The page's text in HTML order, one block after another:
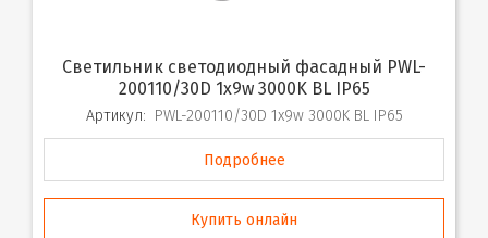
Светильник светодиодный фасадный PWL-
200110/30D 1x9w 3000K BL IP65
Артикул: PWL-200110/30D 1x9w 3000K BL IP65
Подробнее
Купить онлайн